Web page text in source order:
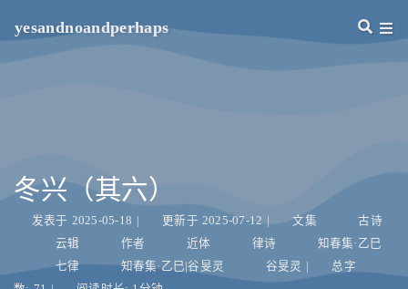
yesandnoandperhaps
冬兴（其六）
发表于 2025-05-18 更新于 2025-07-12 文集
古诗
云辑
作者 近体 律诗
知春集·乙巳
七律
知春集·乙巳|谷旻灵 谷旻灵
总字